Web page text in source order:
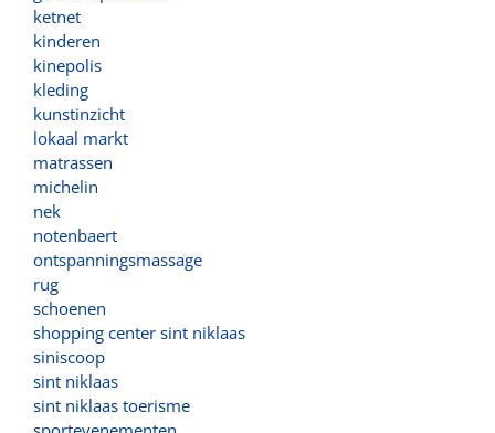
ketnet
kinderen
kinepolis
kleding
kunstinzicht
lokaal markt
matrassen
michelin
nek
notenbaert
ontspanningsmassage
rug
schoenen
shopping center sint niklaas
siniscoop
sint niklaas
sint niklaas toerisme